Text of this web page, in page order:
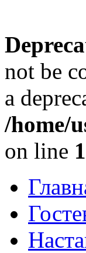
not be
a
/home/
on line